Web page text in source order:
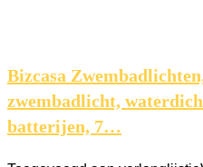
Bizcasa
zwembadlicht,
batterijen, 7…